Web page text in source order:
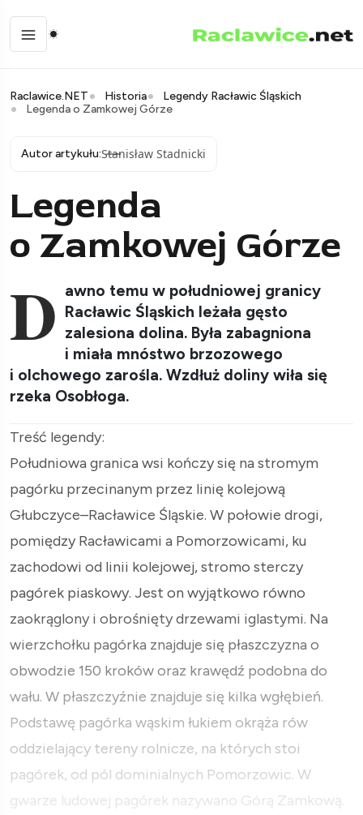
Raclawice.NET Historia
Legendy Racławic Śląskich
Legenda o Zamkowej Górze
Autor artykułu:Stanisław Stadnicki
Legenda
o Zamkowej Górze
D awno temu w południowej granicy
Racławic Śląskich leżała gęsto
zalesiona dolina. Była zabagniona
i miała mnóstwo brzozowego
i olchowego zarośla. Wzdłuż doliny wiła się
rzeka Osobłoga.
Treść legendy:
Południowa granica wsi kończy się na stromym
pagórku przecinanym przez linię kolejową
Głubczyce–Racławice Śląskie. W połowie drogi,
pomiędzy Racławicami a Pomorzowicami, ku
zachodowi od linii kolejowej, stromo sterczy
pagórek piaskowy. Jest on wyjątkowo równo
zaokrąglony i obrośnięty drzewami iglastymi. Na
wierzchołku pagórka znajduje się płaszczyzna o
obwodzie 150 kroków oraz krawędź podobna do
wału. W płaszczyźnie znajduje się kilka wgłębień.
Podstawę pagórka wąskim łukiem okrąża rów
oddzielający tereny rolnicze, na których stoi
pagórek, od pól dominialnych Pomorzowic. W
gwarze ludowej pagórek nazywano Górą Zamkową.